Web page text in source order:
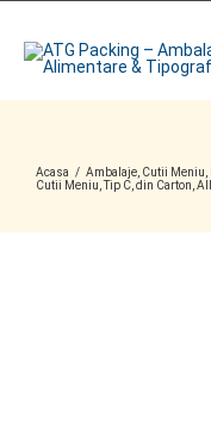
content
Acasa / Ambalaje Cutii Meniu
Cutii Meniu, Tip C, din Carton,